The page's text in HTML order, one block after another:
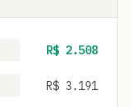
R$ 2.508
R$ 3.191